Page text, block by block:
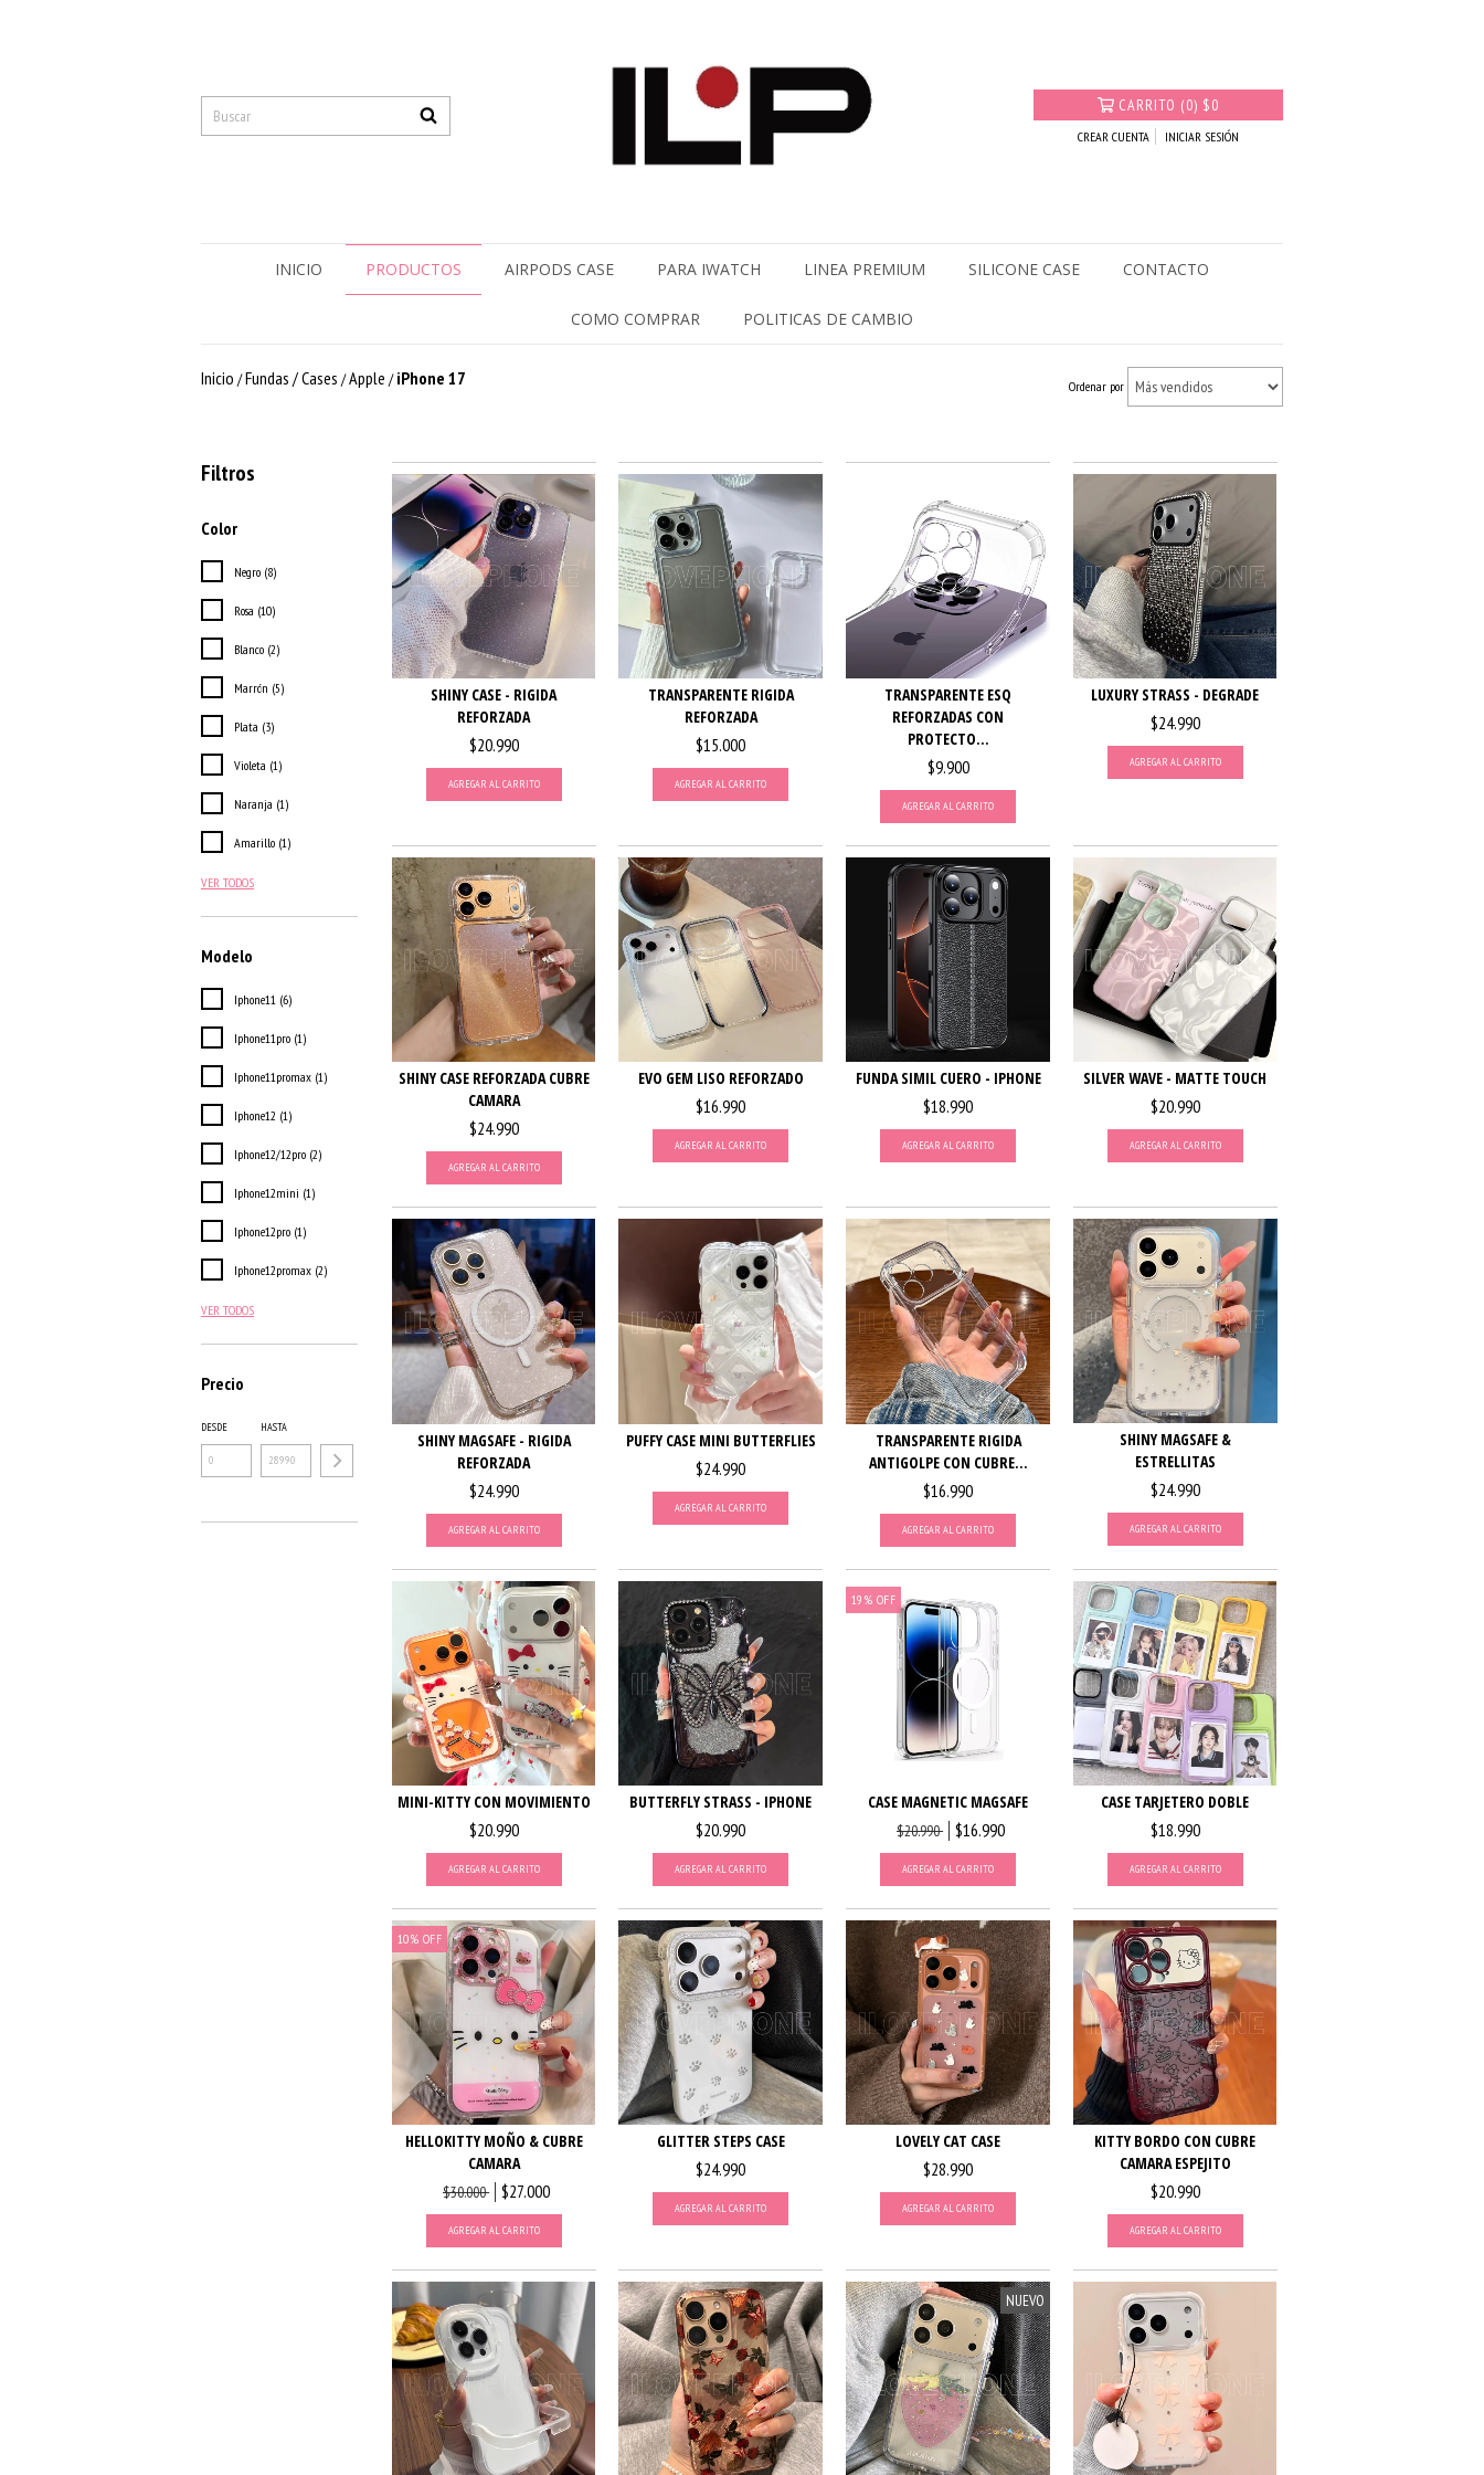
CARRITO (0) $0
CREAR CUENTA INICIAR SESIÓN
INICIO PRODUCTOS AIRPODS CASE PARA IWATCH LINEA PREMIUM SILICONE CASE CONTACTO
COMO COMPRAR POLITICAS DE CAMBIO
Inicio /Fundas / Cases /Apple / iPhone 17 Ordenar por
Filtros
Color
Negro (8)
Rosa (10)
Blanco (2)
Marrón (5)
Plata (3)
Violeta (1)
Naranja (1)
Amarillo (1)
VER TODOS
Modelo
Iphone11 (6)
Iphone11pro (1)
Iphone11promax (1)
Iphone12 (1)
Iphone12/12pro (2)
Iphone12mini (1)
Iphone12pro (1)
Iphone12promax (2)
VER TODOS
Precio
DESDE HASTA
SHINY CASE - RIGIDA
REFORZADA
$20.990
AGREGAR AL CARRITO
TRANSPARENTE RIGIDA
REFORZADA
$15.000
AGREGAR AL CARRITO
TRANSPARENTE ESQ
REFORZADAS CON
PROTECTO...
$9.900
AGREGAR AL CARRITO
LUXURY STRASS - DEGRADE
$24.990
AGREGAR AL CARRITO
SHINY CASE REFORZADA CUBRE
CAMARA
$24.990
AGREGAR AL CARRITO
EVO GEM LISO REFORZADO
$16.990
AGREGAR AL CARRITO
FUNDA SIMIL CUERO - IPHONE
$18.990
AGREGAR AL CARRITO
SILVER WAVE - MATTE TOUCH
$20.990
AGREGAR AL CARRITO
SHINY MAGSAFE - RIGIDA
REFORZADA
$24.990
AGREGAR AL CARRITO
PUFFY CASE MINI BUTTERFLIES
$24.990
AGREGAR AL CARRITO
TRANSPARENTE RIGIDA
ANTIGOLPE CON CUBRE...
$16.990
AGREGAR AL CARRITO
SHINY MAGSAFE &
ESTRELLITAS
$24.990
AGREGAR AL CARRITO
MINI-KITTY CON MOVIMIENTO
$20.990
AGREGAR AL CARRITO
BUTTERFLY STRASS - IPHONE
$20.990
AGREGAR AL CARRITO
19 % OFF
CASE MAGNETIC MAGSAFE
$20.990 $16.990
AGREGAR AL CARRITO
CASE TARJETERO DOBLE
$18.990
AGREGAR AL CARRITO
10% OFF
HELLOKITTY MOÑO & CUBRE
CAMARA
$30.000 $27.000
AGREGAR AL CARRITO
GLITTER STEPS CASE
$24.990
AGREGAR AL CARRITO
LOVELY CAT CASE
$28.990
AGREGAR AL CARRITO
KITTY BORDO CON CUBRE
CAMARA ESPEJITO
$20.990
AGREGAR AL CARRITO
NUEVO